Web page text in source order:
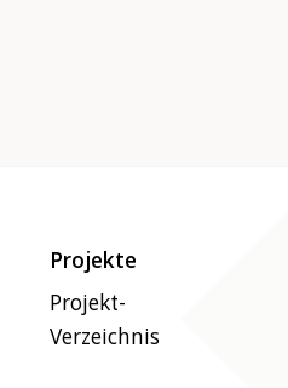
Projekte
Projekt-
Verzeichnis